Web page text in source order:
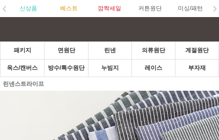
신상품 베스트 깜짝세일 커튼원단 미싱/패턴
패키지 면원단 린넨 의류원단 계절원단
옥스/캔버스 방수/특수원단 누빔지 레이스 부자재
린넨스트라이프